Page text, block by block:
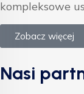
kompleksowe
Zobacz więcej
Nasi